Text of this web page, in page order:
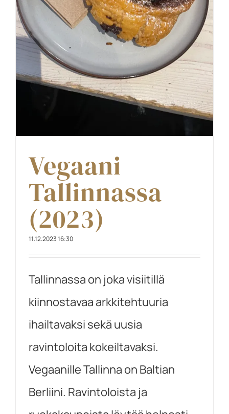
Vegaani
Tallinnassa
(2023)
11.12.2023 16:30
Tallinnassa on joka visiitillä
kiinnostavaa arkkitehtuuria
ihailtavaksi sekä uusia
ravintoloita kokeiltavaksi.
Vegaanille Tallinna on Baltian
Berliini. Ravintoloista ja